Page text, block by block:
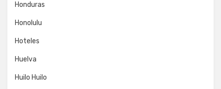
Honduras
Honolulu
Hoteles
Huelva
Huilo Huilo